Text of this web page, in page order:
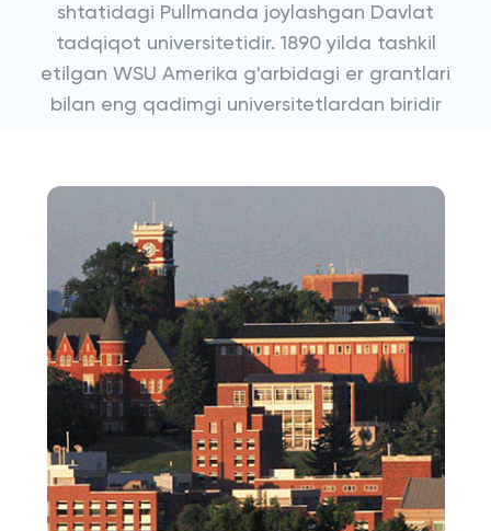
shtatidagi Pullmanda joylashgan Davlat
tadqiqot universitetidir. 1890 yilda tashkil
etilgan WSU Amerika g'arbidagi er grantlari
bilan eng qadimgi universitetlardan biridir